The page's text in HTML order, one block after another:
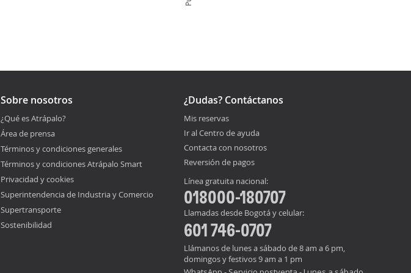
Sobre nosotros
¿Qué es Atrápalo?
Área de prensa
Términos y condiciones generales
Términos y condiciones Atrápalo Smart
Privacidad y cookies
Superintendencia de Industria y Comercio
Supertransporte
Sostenibilidad
¿Dudas? Contáctanos
Mis reservas
Ir al Centro de ayuda
Contacta con nosotros
Reversión de pagos
Línea gratuita nacional:
018000-180707
Llamadas desde Bogotá y celular:
601 746-0707
Llámanos de lunes a sábado de 8 am a 6 pm,
domingos y festivos 9 am a 1 pm